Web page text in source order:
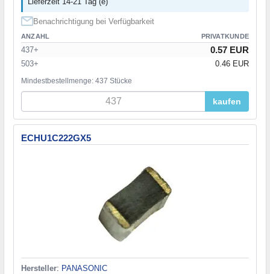
Benachrichtigung bei Verfügbarkeit
ANZAHL PRIVATKUNDE
437+ 0.57 EUR
503+ 0.46 EUR
Mindestbestellmenge: 437 Stücke
kaufen
ECHU1C222GX5
Hersteller: PANASONIC